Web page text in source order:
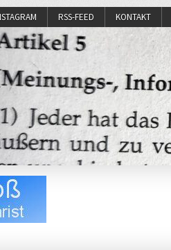
RSS-FEED KONTAKT